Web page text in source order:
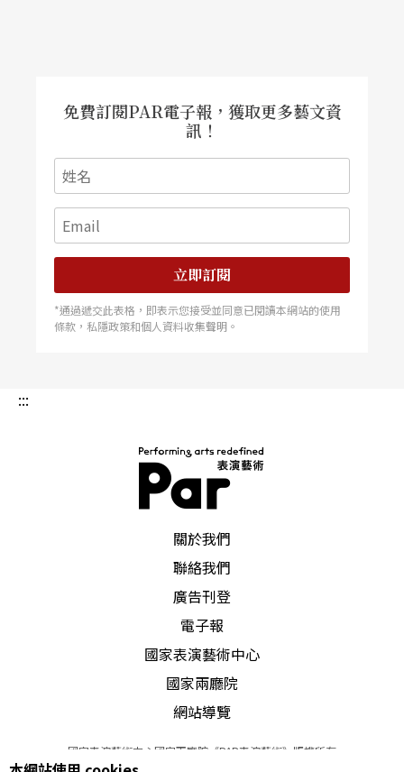
劇所扛上的責任，叫「繼往開來」。
文字｜林奕華 戲劇創作始於1982年，除了舞台，也
在其他領域追求啟發與被啟發
免費訂閱PAR電子報，獲取更多藝文資
訊！
立即訂閱
*通過遞交此表格，即表示您接受並同意已閱讀本網站的使用
條款，私隱政策和個人資料收集聲明。
:::
關於我們
聯絡我們
廣告刊登
電子報
國家表演藝術中心
國家兩廳院
網站導覽
國家表演藝術中心國家兩廳院《PAR表演藝術》版權所有